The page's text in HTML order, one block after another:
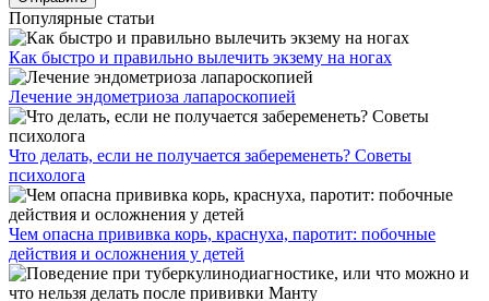
Популярные статьи
Как быстро и правильно вылечить экзему на ногах
Лечение эндометриоза лапароскопией
Что делать, если не получается забеременеть? Советы
психолога
Чем опасна прививка корь, краснуха, паротит: побочные
действия и осложнения у детей